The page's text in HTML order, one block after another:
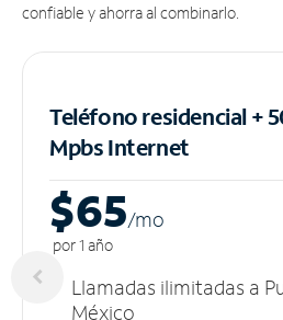
confiable y ahorra al combinarlo.
Teléfono residencial +
MpbsInternet
$65/mo
por 1 año
Llamadas ilimitadas a
México